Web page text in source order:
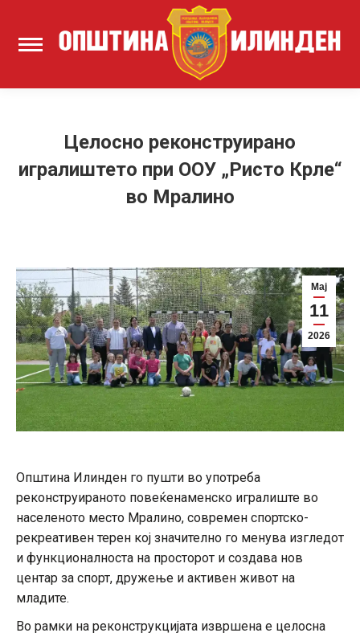
Целосно реконструирано
игралиштето при ООУ „Ристо Крле“
во Мралино
Мај
11
2026
Општина Илинден го пушти во употреба
реконструираното повеќенаменско игралиште во
населеното место Мралино, современ спортско-
рекреативен терен кој значително го менува изгледот
и функционалноста на просторот и создава нов
центар за спорт, дружење и активен живот на
младите.
Во рамки на реконструкцијата извршена е целосна